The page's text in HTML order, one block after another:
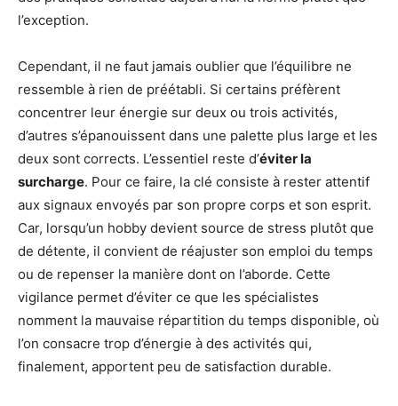
l’exception.
Cependant, il ne faut jamais oublier que l’équilibre ne
ressemble à rien de préétabli. Si certains préfèrent
concentrer leur énergie sur deux ou trois activités,
d’autres s’épanouissent dans une palette plus large et les
deux sont corrects. L’essentiel reste d’éviter la
surcharge. Pour ce faire, la clé consiste à rester attentif
aux signaux envoyés par son propre corps et son esprit.
Car, lorsqu’un hobby devient source de stress plutôt que
de détente, il convient de réajuster son emploi du temps
ou de repenser la manière dont on l’aborde. Cette
vigilance permet d’éviter ce que les spécialistes
nomment la mauvaise répartition du temps disponible, où
l’on consacre trop d’énergie à des activités qui,
finalement, apportent peu de satisfaction durable.